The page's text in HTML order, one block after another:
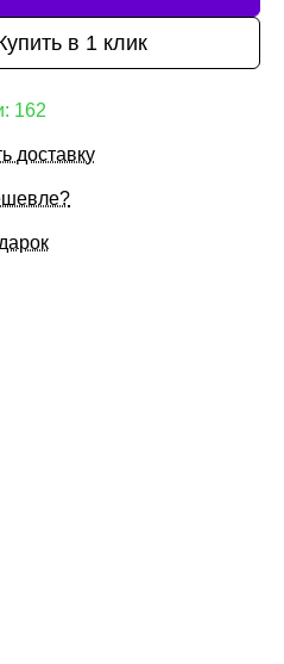
в 1 клик
162
доставку